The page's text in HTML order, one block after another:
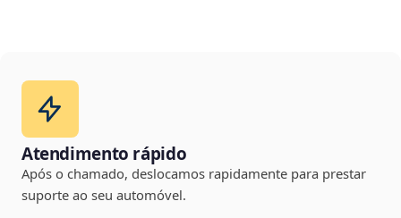
Atendimento rápido
Após o chamado, deslocamos rapidamente para prestar
suporte ao seu automóvel.